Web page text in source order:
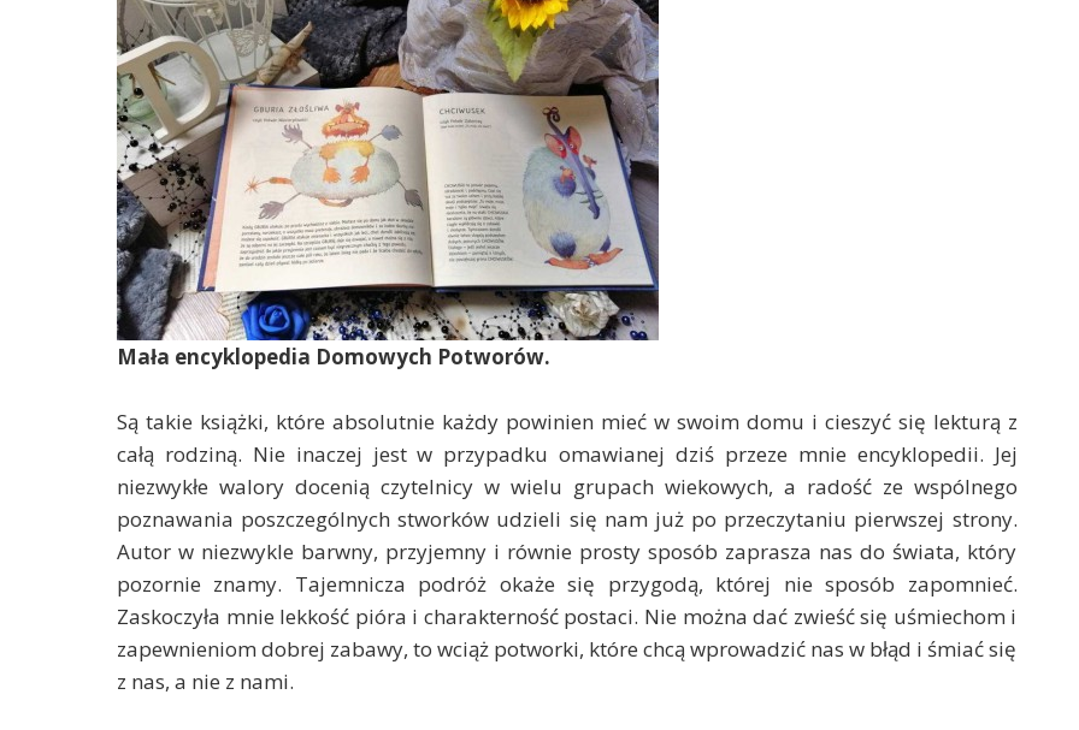
Mała encyklopedia Domowych Potworów.
Są takie książki, które absolutnie każdy powinien mieć w swoim domu i cieszyć się lekturą z
całą rodziną. Nie inaczej jest w przypadku omawianej dziś przeze mnie encyklopedii. Jej
niezwykłe walory docenią czytelnicy w wielu grupach wiekowych, a radość ze wspólnego
poznawania poszczególnych stworków udzieli się nam już po przeczytaniu pierwszej strony.
Autor w niezwykle barwny, przyjemny i równie prosty sposób zaprasza nas do świata, który
pozornie znamy. Tajemnicza podróż okaże się przygodą, której nie sposób zapomnieć.
Zaskoczyła mnie lekkość pióra i charakterność postaci. Nie można dać zwieść się uśmiechom i
zapewnieniom dobrej zabawy, to wciąż potworki, które chcą wprowadzić nas w błąd i śmiać się
z nas, a nie z nami.